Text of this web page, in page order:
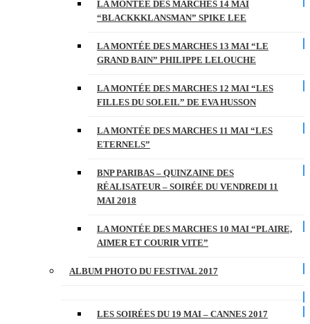
LA MONTÉE DES MARCHES 14 MAI
“BLACKKKLANSMAN” SPIKE LEE
LA MONTÉE DES MARCHES 13 MAI “LE
GRAND BAIN” PHILIPPE LELOUCHE
LA MONTÉE DES MARCHES 12 MAI “LES
FILLES DU SOLEIL” DE EVA HUSSON
LA MONTÉE DES MARCHES 11 MAI “LES
ETERNELS”
BNP PARIBAS – QUINZAINE DES
RÉALISATEUR – SOIRÉE DU VENDREDI 11
MAI 2018
LA MONTÉE DES MARCHES 10 MAI “PLAIRE,
AIMER ET COURIR VITE”
ALBUM PHOTO DU FESTIVAL 2017
LES SOIRÉES DU 19 MAI – CANNES 2017